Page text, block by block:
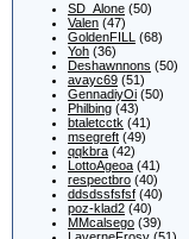
SD_Alone (50)
Valen (47)
GoldenFILL (68)
Yoh (36)
Deshawnnons (50)
avayc69 (51)
GennadiyOi (50)
Philbing (43)
btaletcctk (41)
msegreft (49)
qqkbra (42)
LottoAgeoa (41)
respectbro (40)
ddsdssfsfsf (40)
poz-klad2 (40)
MMcalsego (39)